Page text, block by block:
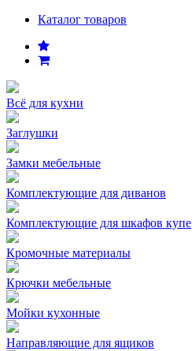
Каталог товаров
Всё для кухни
Заглушки
Замки мебельные
Комплектующие для диванов
Комплектующие для шкафов купе
Кромочные материалы
Крючки мебельные
Мойки кухонные
Направляющие для ящиков